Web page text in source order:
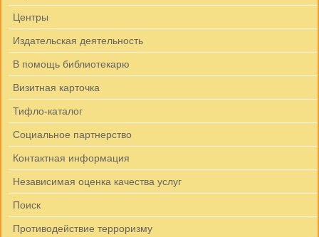
Центры
Издательская деятельность
В помощь библиотекарю
Визитная карточка
Тифло-каталог
Социальное партнерство
Контактная информация
Независимая оценка качества услуг
Поиск
Противодействие терроризму